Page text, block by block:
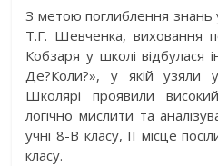
З метою поглиблення знань
Т.Г. Шевченка, виховання
Кобзаря у школі відбулася
Де?Коли?», у якій узяли
Школярі проявили
логічно мислити та
учні 8-В класу, II місце
класу.